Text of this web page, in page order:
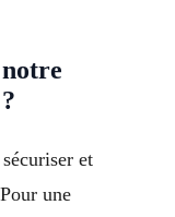
et
une